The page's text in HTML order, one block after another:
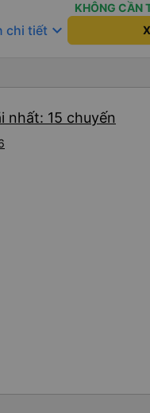
KHÔNG CẦN
chi tiết keyboard_arrow_down
nhất: 15 chuyến